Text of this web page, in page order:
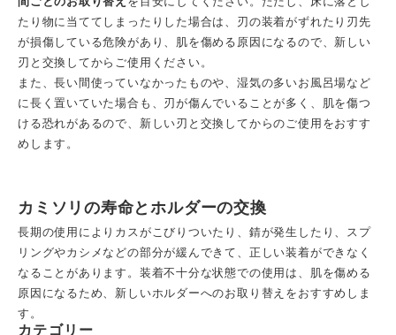
たり物に当ててしまったりした場合は、刃の装着がずれたり刃先
が損傷している危険があり、肌を傷める原因になるので、新しい
刃と交換してからご使用ください。
また、長い間使っていなかったものや、湿気の多いお風呂場など
に長く置いていた場合も、刃が傷んでいることが多く、肌を傷つ
ける恐れがあるので、新しい刃と交換してからのご使用をおすす
めします。
カミソリの寿命とホルダーの交換
長期の使用によりカスがこびりついたり、錆が発生したり、スプ
リングやカシメなどの部分が緩んできて、正しい装着ができなく
なることがあります。装着不十分な状態での使用は、肌を傷める
原因になるため、新しいホルダーへのお取り替えをおすすめしま
す。
カテゴリー